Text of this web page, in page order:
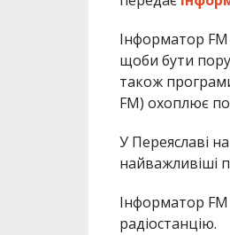
Інформатор
щоби бути
також
FM) охоплює
У Переяславі
найважливіші
Інформатор
радіостанцію.